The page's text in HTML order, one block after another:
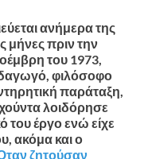
ανήμερα της
μήνες πριν την
του 1973,
φιλόσοφο
παράταξη,
λοιδόρησε
του έργο ενώ είχε
ακόμα και ο
ζητούσαν